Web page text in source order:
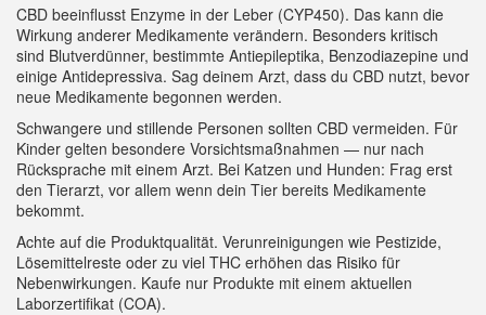
CBD beeinflusst Enzyme in der Leber (CYP450). Das kann die
Wirkung anderer Medikamente verändern. Besonders kritisch
sind Blutverdünner, bestimmte Antiepileptika, Benzodiazepine und
einige Antidepressiva. Sag deinem Arzt, dass du CBD nutzt, bevor
neue Medikamente begonnen werden.
Schwangere und stillende Personen sollten CBD vermeiden. Für
Kinder gelten besondere Vorsichtsmaßnahmen — nur nach
Rücksprache mit einem Arzt. Bei Katzen und Hunden: Frag erst
den Tierarzt, vor allem wenn dein Tier bereits Medikamente
bekommt.
Achte auf die Produktqualität. Verunreinigungen wie Pestizide,
Lösemittelreste oder zu viel THC erhöhen das Risiko für
Nebenwirkungen. Kaufe nur Produkte mit einem aktuellen
Laborzertifikat (COA).